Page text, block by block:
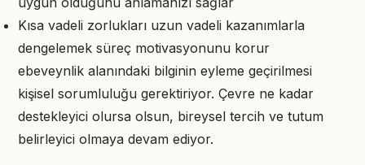
Kısa vadeli zorlukları uzun vadeli kazanımlarla
dengelemek süreç motivasyonunu korur
ebeveynlik alanındaki bilginin eyleme geçirilmesi
kişisel sorumluluğu gerektiriyor. Çevre ne kadar
destekleyici olursa olsun, bireysel tercih ve tutum
belirleyici olmaya devam ediyor.